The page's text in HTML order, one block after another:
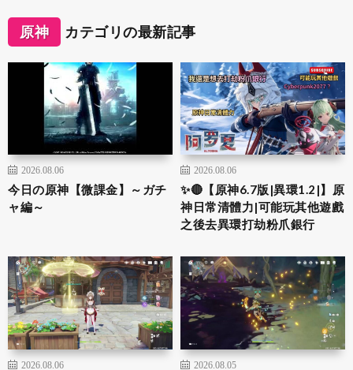
原神 カテゴリの最新記事
2026.08.06
今日の原神【微課金】～ガチ
ャ編～
2026.08.06
✨🔴【原神6.7版|異環1.2|】原
神日常清體力|可能玩其他遊戲
之後去異環打劫粉爪銀行
2026.08.06 2026.08.05